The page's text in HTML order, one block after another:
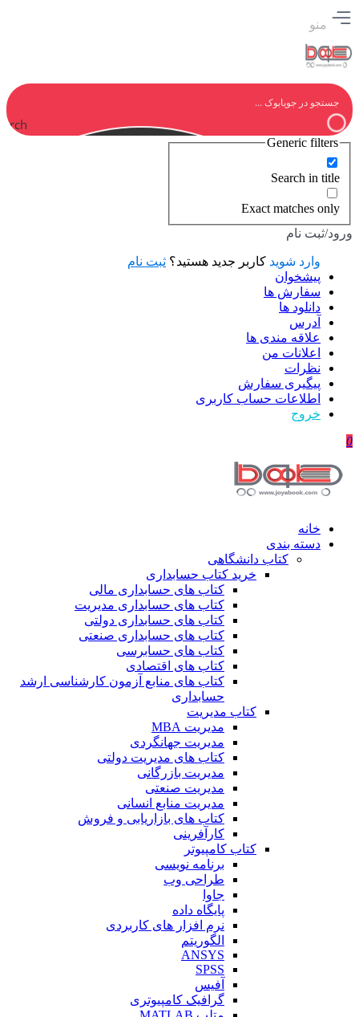
منو
Generic filters
Search in title
Exact matches only
ورود/ثبت نام
وارد شوید کاربر جدید هستید؟ ثبت نام
پیشخوان
سفارش ها
دانلود ها
آدرس
علاقه مندی ها
اعلانات من
نظرات
پیگیری سفارش
اطلاعات حساب كاربری
خروج
0
خانه
دسته بندی
کتاب دانشگاهی
خرید کتاب حسابداری
کتاب های حسابداری مالی
کتاب های حسابداری مدیریت
کتاب های حسابداری دولتی
کتاب های حسابداری صنعتی
کتاب های حسابرسی
کتاب های اقتصادی
کتاب های منابع آزمون کارشناسی ارشد
حسابداری
کتاب مدیریت
مدیریت MBA
مدیریت جهانگردی
کتاب های مدیریت دولتی
مدیریت بازرگانی
مدیریت صنعتی
مدیریت منابع انسانی
کتاب های بازاریابی و فروش
کارآفرینی
کتاب کامپیوتر
برنامه نویسی
طراحی وب
جاوا
پایگاه داده
نرم افزار های کاربردی
الگوریتم
ANSYS
SPSS
آفیس
گرافیک کامپیوتری